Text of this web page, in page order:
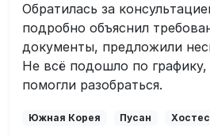
Обратилась за
подробно объяснил
документы, предложили
Не всё подошло по
помогли разобраться.
Южная Корея Пусан Хостес